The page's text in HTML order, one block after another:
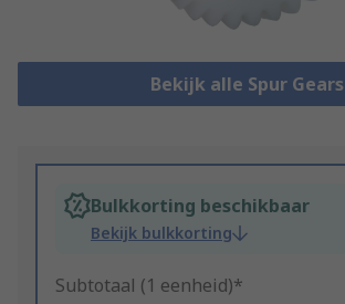
Bekijk alle Spur Gears
Bulkkorting beschikbaar
Bekijk bulkkorting
Subtotaal (1 eenheid)*